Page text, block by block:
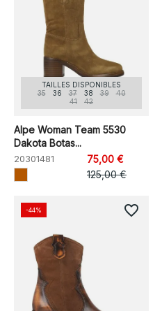
TAILLES DISPONIBLES
35
36 37 38 39
40
41
42
Alpe Woman Team 5530
Dakota Botas...
20301481
75,00 €
125,00 €
-44% favorite_border